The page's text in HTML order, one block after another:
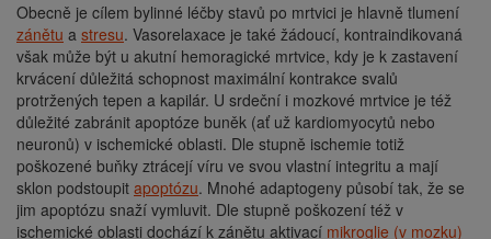
Obecně je cílem bylinné léčby stavů po mrtvici je hlavně tlumení
zánětu a stresu. Vasorelaxace je také žádoucí, kontraindikovaná
však může být u akutní hemoragické mrtvice, kdy je k zastavení
krvácení důležitá schopnost maximální kontrakce svalů
protržených tepen a kapilár. U srdeční i mozkové mrtvice je též
důležité zabránit apoptóze buněk (ať už kardiomyocytů nebo
neuronů) v ischemické oblasti. Dle stupně ischemie totiž
poškozené buňky ztrácejí víru ve svou vlastní integritu a mají
sklon podstoupit apoptózu. Mnohé adaptogeny působí tak, že se
jim apoptózu snaží vymluvit. Dle stupně poškození též v
ischemické oblasti dochází k zánětu aktivací mikroglie (v mozku)